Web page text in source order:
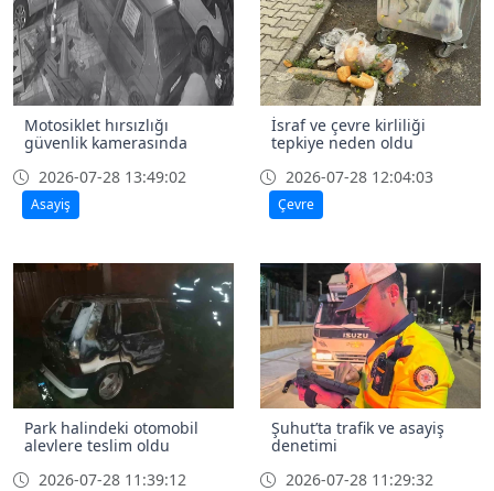
Motosiklet hırsızlığı
güvenlik kamerasında
2026-07-28 13:49:02
Asayiş
İsraf ve çevre kirliliği
tepkiye neden oldu
2026-07-28 12:04:03
Çevre
Park halindeki otomobil
alevlere teslim oldu
2026-07-28 11:39:12
Şuhut’ta trafik ve asayiş
denetimi
2026-07-28 11:29:32